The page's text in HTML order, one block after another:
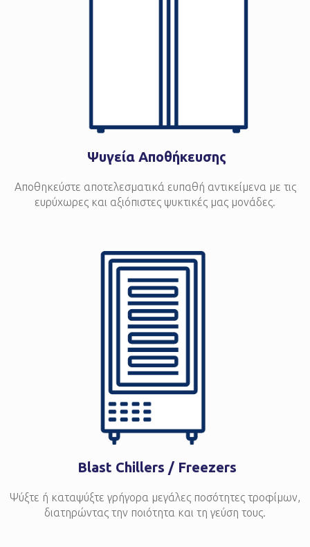
Ψυγεία Αποθήκευσης
Αποθηκεύστε αποτελεσματικά ευπαθή αντικείμενα με τις
ευρύχωρες και αξιόπιστες ψυκτικές μας μονάδες.
Blast Chillers / Freezers
Ψύξτε ή καταψύξτε γρήγορα μεγάλες ποσότητες τροφίμων,
διατηρώντας την ποιότητα και τη γεύση τους.